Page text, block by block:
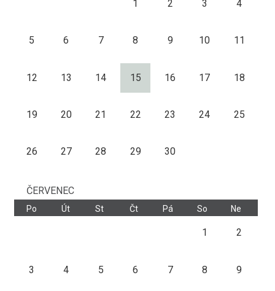
1 2 3 4
5 6 7 8 9 10 11
12 13 14 15 16 17 18
19 20 21 22 23 24 25
26 27 28 29 30
ČERVENEC
Po Út St Čt Pá So Ne
1 2
3 4 5 6 7 8 9